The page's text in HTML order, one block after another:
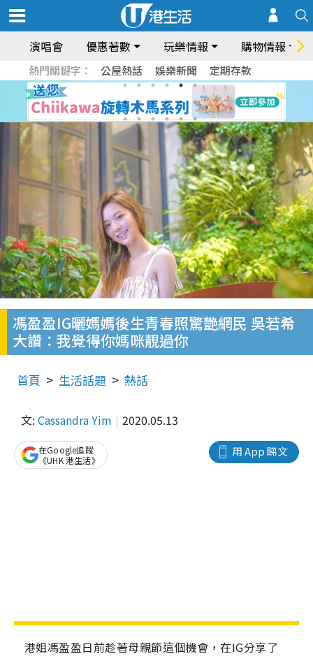
演唱會 優惠著數 玩樂情報 購物情報
熱門關鍵字： 公屋熱話 娛樂新聞 定期存款
馮盈盈IG曬媽媽後生青春照驚艷網民 吳若希
大讚：我覺得你媽咪靚過你
首頁 生活話題 熱話
文: Cassandra Yim 2020.05.13
用 App 睇文
在Google追蹤
《UHK 港生活》
港姐馮盈盈日前趁著母親節這個機會，在IG分享了